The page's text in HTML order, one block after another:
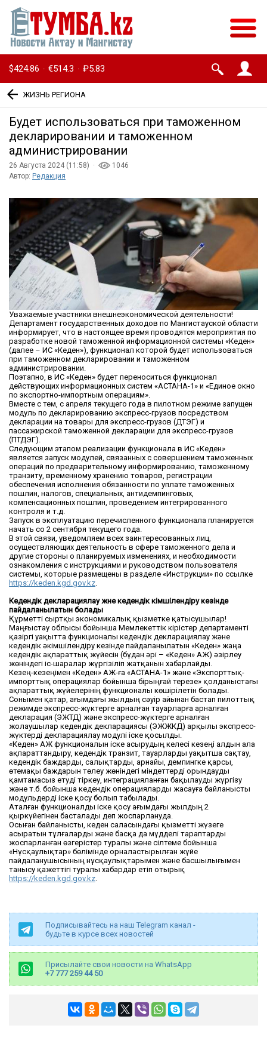
$424.86 · €514.3 · ₽5.83
ЖИЗНЬ РЕГИОНА
Будет использоваться при таможенном
декларировании и таможенном
администрировании
26 Августа 2024 (11:58) ·
1046
Автор: Редакция
Уважаемые участники внешнеэкономической деятельности!
Департамент государственных доходов по Мангистауской области
информирует, что в настоящее время проводятся мероприятия по
разработке новой таможенной информационной системы «Кеден»
(далее – ИС «Кеден»), функционал которой будет использоваться
при таможенном декларировании и таможенном
администрировании.
Поэтапно, в ИС «Кеден» будет переноситься функционал
действующих информационных систем «АСТАНА-1» и «Единое окно
по экспортно-импортным операциям».
Вместе с тем, c апреля текущего года в пилотном режиме запущен
модуль по декларированию экспресс-грузов посредством
декларации на товары для экспресс-грузов (ДТЭГ) и
пассажирской таможенной декларации для экспресс-грузов
(ПТДЭГ).
Следующим этапом реализации функционала в ИС «Кеден»
является запуск модулей, связанных с совершением таможенных
операций по предварительному информированию, таможенному
транзиту, временному хранению товаров, регистрации
обеспечения исполнения обязанности по уплате таможенных
пошлин, налогов, специальных, антидемпинговых,
компенсационных пошлин, проведением интегрированного
контроля и т.д.
Запуск в эксплуатацию перечисленного функционала планируется
начать со 2 сентября текущего года.
В этой связи, уведомляем всех заинтересованных лиц,
осуществляющих деятельность в сфере таможенного дела и
другие стороны о планируемых изменениях, и необходимости
ознакомления с инструкциями и руководством пользователя
системы, которые размещены в разделе «Инструкции» по ссылке
https://keden.kgd.gov.kz.
Кедендік декларациялау және кедендік әкімшілендіру кезінде
пайдаланылатын болады
Құрметті сыртқы экономикалық қызметке қатысушылар!
Маңғыстау облысы бойынша Мемлекеттік кірістер департаменті
қазіргі уақытта функционалы кедендік декларациялау және
кедендік әкімшілендіру кезінде пайдаланылатын «Кеден» жаңа
кедендік ақпараттық жүйесін (бұдан әрі – «Кеден» АЖ) әзірлеу
жөніндегі іс-шаралар жүргізіліп жатқанын хабарлайды.
Кезең-кезеңімен «Кеден» АЖ-ға «АСТАНА-1» және «Экспорттық-
импорттық операциялар бойынша бірыңғай терезе» қолданыстағы
ақпараттық жүйелерінің функционалы көшірілетін болады.
Сонымен қатар, ағымдағы жылдың сәуір айынан бастап пилоттық
режимде экспресс-жүктерге арналған тауарларға арналған
декларация (ЭЖТД) және экспресс-жүктерге арналған
жолаушылар кедендік декларациясы (ЭЖЖКД) арқылы экспресс-
жүктерді декларациялау модулі іске қосылды.
«Кеден» АЖ функционалын іске асырудың келесі кезеңі алдын ала
ақпараттандыру, кедендік транзит, тауарларды уақытша сақтау,
кедендік баждарды, салықтарды, арнайы, демпингке қарсы,
өтемақы баждарын төлеу жөніндегі міндеттерді орындауды
қамтамасыз етуді тіркеу, интеграцияланған бақылауды жүргізу
және т.б. бойынша кедендік операцияларды жасауға байланысты
модульдерді іске қосу болып табылады.
Аталған функционалды іске қосу ағымдағы жылдың 2
қыркүйегінен басталады деп жоспарлануда.
Осыған байланысты, кеден саласындағы қызметті жүзеге
асыратын тұлғаларды және басқа да мүдделі тараптарды
жоспарланған өзгерістер туралы және сілтеме бойынша
«Нұсқаулықтар» бөлімінде орналастырылған жүйе
пайдаланушысының нұсқаулықтарымен және басшылығымен
танысу қажеттігі туралы хабардар етіп отырық
https://keden.kgd.gov.kz.
Подписывайтесь на наш Telegram канал -
будьте в курсе всех новостей
Присылайте свои новости на WhatsApp
+7 777 259 44 50